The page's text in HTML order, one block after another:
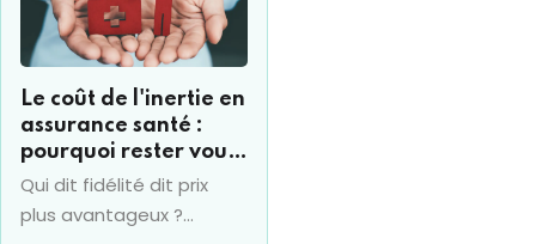
Le coût de l'inertie en
assurance santé :
pourquoi rester vous
coûte souvent 15% de
plus par an
Qui dit fidélité dit prix
plus avantageux ?